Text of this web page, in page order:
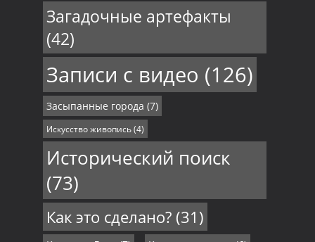
Загадочные артефакты
(42)
Записи с видео (126)
Засыпанные города (7)
Искусство живопись(4)
Исторический поиск
(73)
Как это сделано?(31)